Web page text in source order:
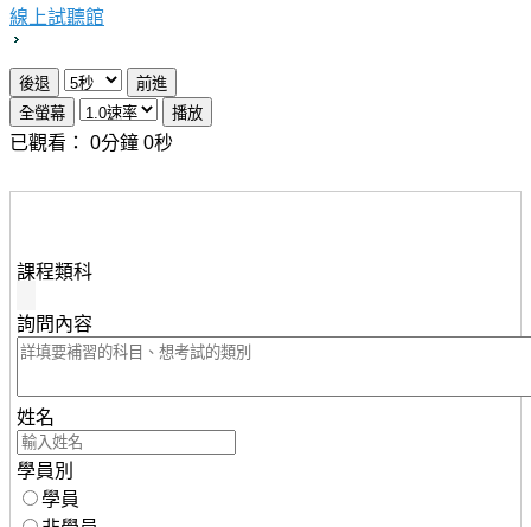
線上試聽館
已觀看： 0分鐘 0秒
課程類科
詢問內容
姓名
學員別
學員